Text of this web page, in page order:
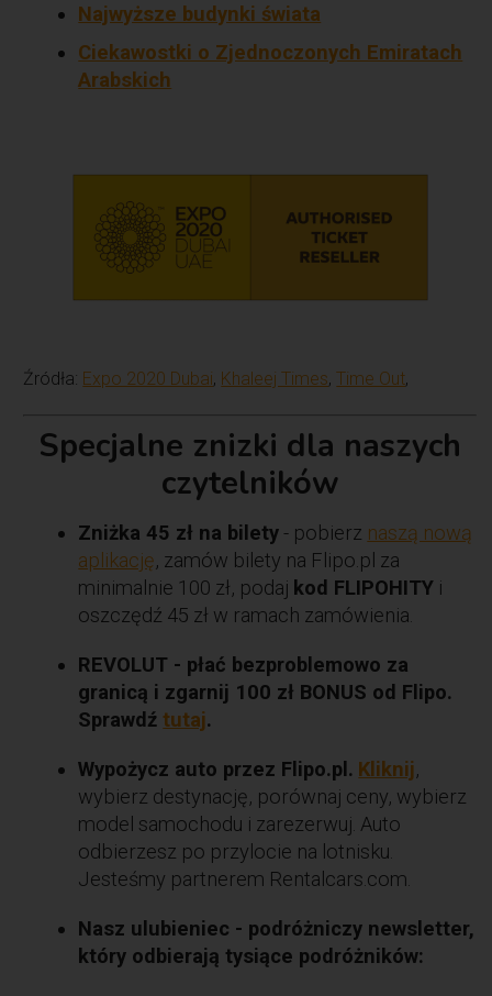
Najwyższe budynki świata
Ciekawostki o Zjednoczonych Emiratach
Arabskich
Źródła: Expo 2020 Dubai, Khaleej Times,Time Out,
Specjalne znizki dla naszych
czytelników
Zniżka 45 zł na bilety - pobierz naszą nową
aplikację, zamów bilety na Flipo.pl za
minimalnie 100 zł, podaj kod FLIPOHITY i
oszczędź 45 zł w ramach zamówienia.
REVOLUT - płać bezproblemowo za
granicą i zgarnij 100 zł BONUS od Flipo.
Sprawdźtutaj.
Wypożycz auto przez Flipo.pl. Kliknij,
wybierz destynację, porównaj ceny, wybierz
model samochodu i zarezerwuj. Auto
odbierzesz po przylocie na lotnisku.
Jesteśmy partnerem Rentalcars.com.
Nasz ulubieniec - podróżniczy newsletter,
który odbierają tysiące podróżników: